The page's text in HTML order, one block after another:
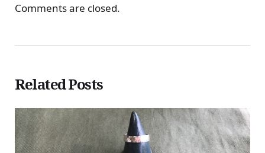
Comments are closed.
Related Posts